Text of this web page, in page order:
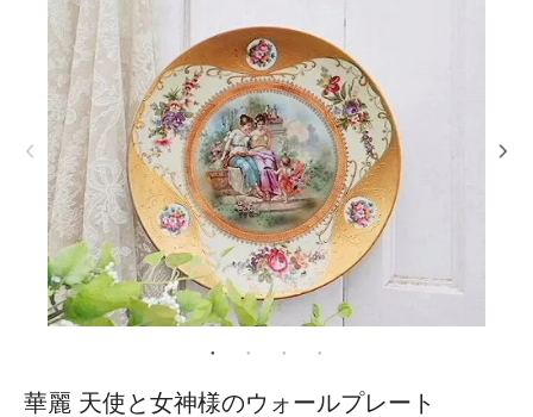
華麗 天使と女神様のウォールプレート